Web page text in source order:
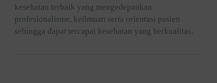
kesehatan terbaik yang mengedepankan
profesionalisme, keilmuan serta orientasi pasien
sehingga dapat tercapai kesehatan yang berkualitas.